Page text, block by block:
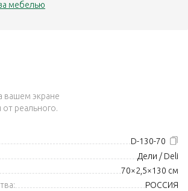
вашем экране
реального.
D-130-70
Дели / Deli
70×2,5×130 см
РОССИЯ
мебелью